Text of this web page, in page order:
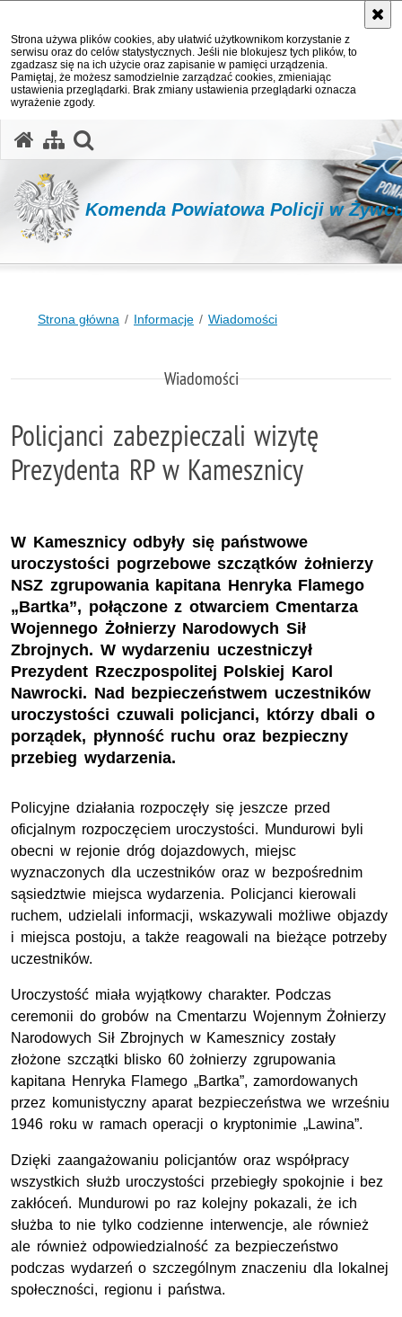
Strona używa plików cookies, aby ułatwić użytkownikom korzystanie z
serwisu oraz do celów statystycznych. Jeśli nie blokujesz tych plików, to
zgadzasz się na ich użycie oraz zapisanie w pamięci urządzenia.
Pamiętaj, że możesz samodzielnie zarządzać cookies, zmieniając
ustawienia przeglądarki. Brak zmiany ustawienia przeglądarki oznacza
wyrażenie zgody.
Komenda Powiatowa Policji w
Strona główna Informacje Wiadomości
Wiadomości
Policjanci zabezpieczali wizytę
Prezydenta RP w Kamesznicy
W Kamesznicy odbyły się państwowe
uroczystości pogrzebowe szczątków żołnierzy
NSZ zgrupowania kapitana Henryka Flamego
„Bartka”, połączone z otwarciem Cmentarza
Wojennego Żołnierzy Narodowych Sił
Zbrojnych. W wydarzeniu uczestniczył
Prezydent Rzeczpospolitej Polskiej Karol
Nawrocki. Nad bezpieczeństwem uczestników
uroczystości czuwali policjanci, którzy dbali o
porządek, płynność ruchu oraz bezpieczny
przebieg wydarzenia.
Policyjne działania rozpoczęły się jeszcze przed
oficjalnym rozpoczęciem uroczystości. Mundurowi byli
obecni w rejonie dróg dojazdowych, miejsc
wyznaczonych dla uczestników oraz w bezpośrednim
sąsiedztwie miejsca wydarzenia. Policjanci kierowali
ruchem, udzielali informacji, wskazywali możliwe objazdy
i miejsca postoju, a także reagowali na bieżące potrzeby
uczestników.
Uroczystość miała wyjątkowy charakter. Podczas
ceremonii do grobów na Cmentarzu Wojennym Żołnierzy
Narodowych Sił Zbrojnych w Kamesznicy zostały
złożone szczątki blisko 60 żołnierzy zgrupowania
kapitana Henryka Flamego „Bartka”, zamordowanych
przez komunistyczny aparat bezpieczeństwa we wrześniu
1946 roku w ramach operacji o kryptonimie „Lawina”.
Dzięki zaangażowaniu policjantów oraz współpracy
wszystkich służb uroczystości przebiegły spokojnie i bez
zakłóceń. Mundurowi po raz kolejny pokazali, że ich
służba to nie tylko codzienne interwencje, ale również
ale również odpowiedzialność za bezpieczeństwo
podczas wydarzeń o szczególnym znaczeniu dla lokalnej
społeczności, regionu i państwa.